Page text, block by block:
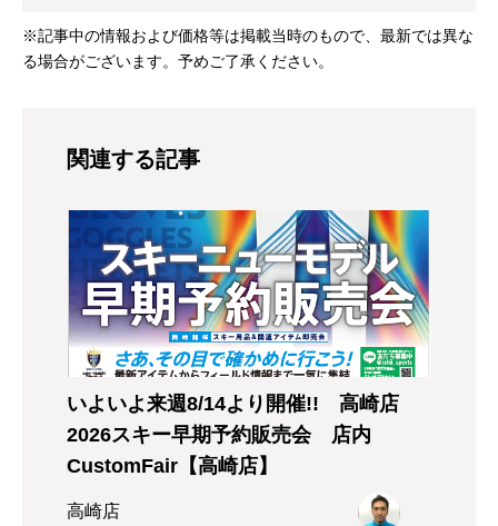
※記事中の情報および価格等は掲載当時のもので、最新では異な
る場合がございます。予めご了承ください。
関連する記事
いよいよ来週8/14より開催!! 高崎店
2026スキー早期予約販売会 店内
CustomFair【高崎店】
高崎店